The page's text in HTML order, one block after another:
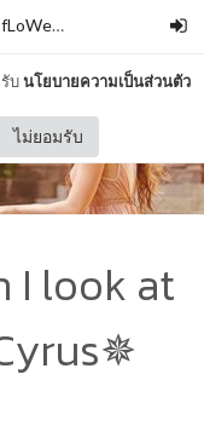
บนโยบายความเป็นส่วนตัว
ไม่ยอมรับ
☮
I look at